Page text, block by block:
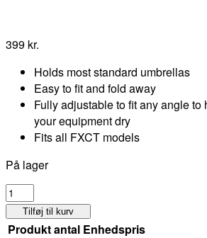
399 kr.
Holds most standard umbrellas
Easy to fit and fold away
Fully adjustable to fit any angle to
your equipment dry
Fits all FXCT models
På lager
PowaKaddy
Umbrella
Holder
Tilføj til kurv
Produkt antal Enhedspris